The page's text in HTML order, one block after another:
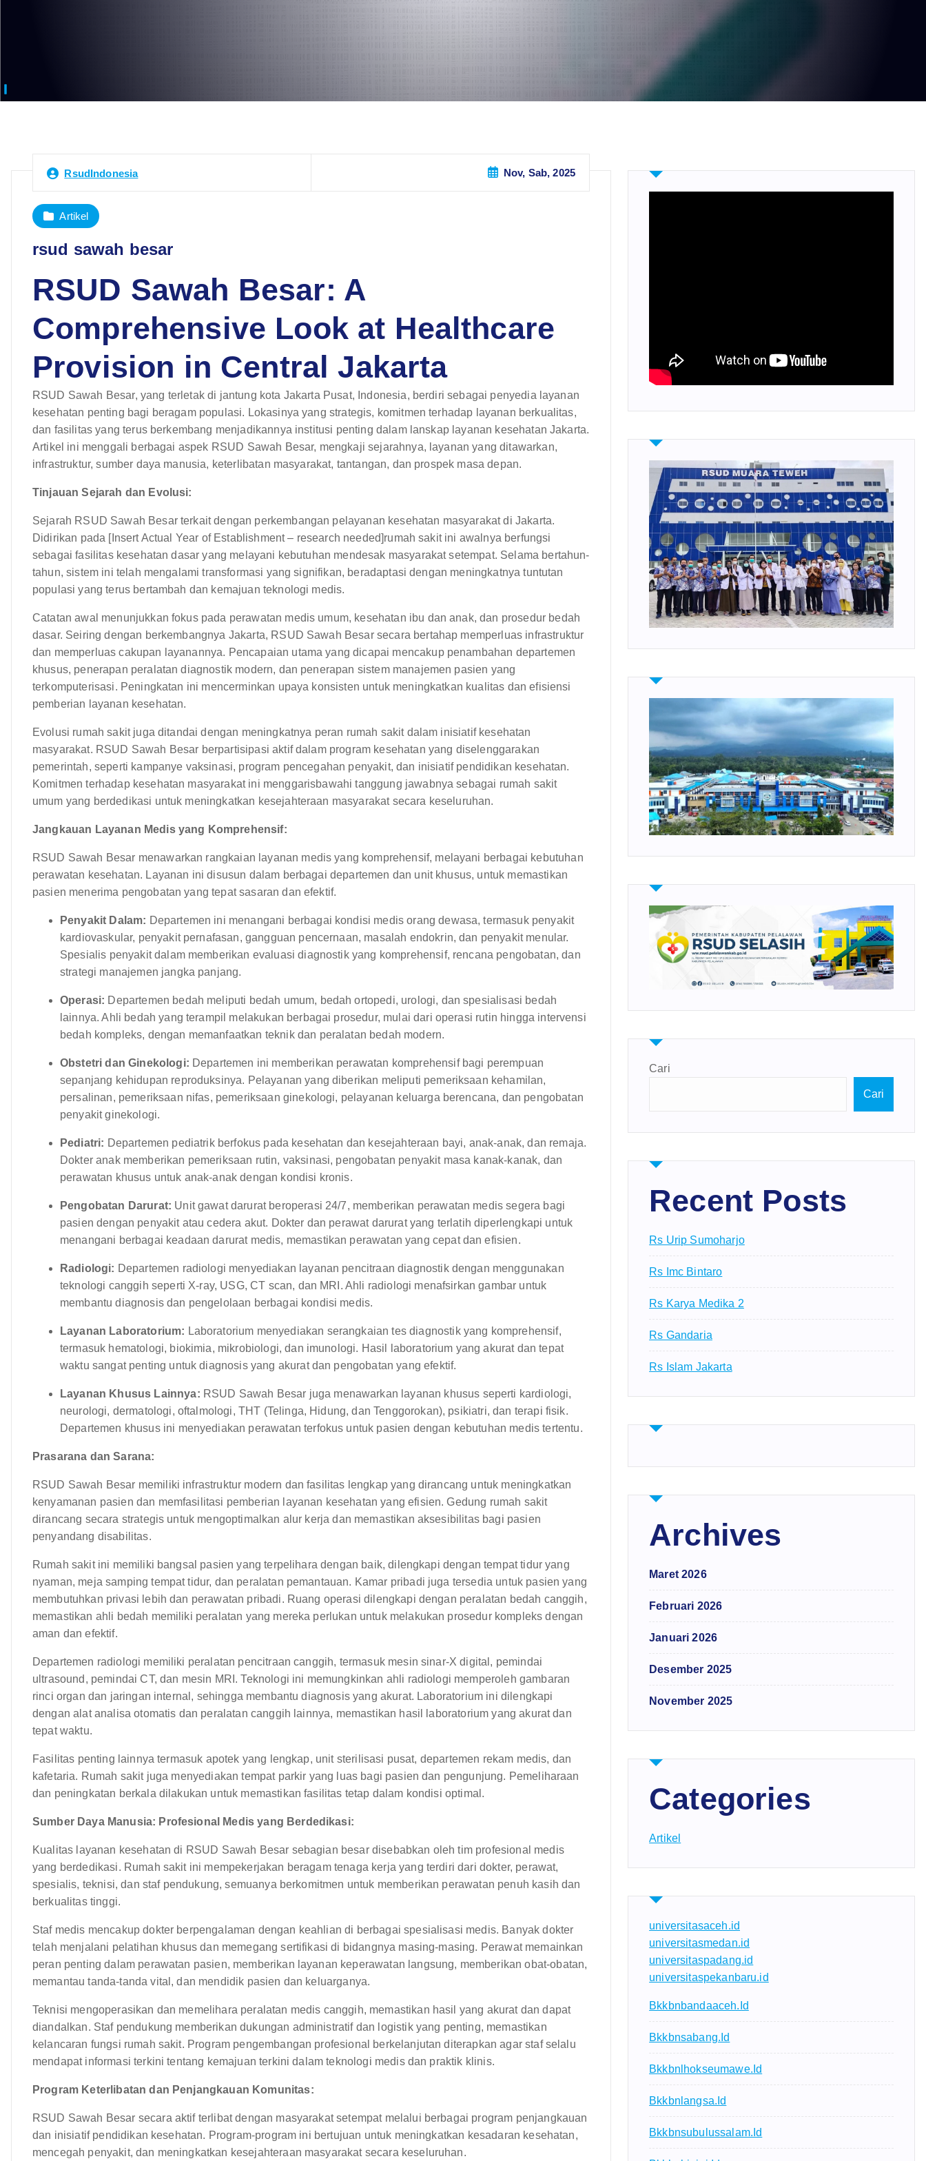
RsudIndonesia Nov, Sab, 2025
Artikel
rsud sawah besar
RSUD Sawah Besar: A
Comprehensive Look at Healthcare
Provision in Central Jakarta
RSUD Sawah Besar, yang terletak di jantung kota Jakarta Pusat, Indonesia, berdiri sebagai penyedia layanan
kesehatan penting bagi beragam populasi. Lokasinya yang strategis, komitmen terhadap layanan berkualitas,
dan fasilitas yang terus berkembang menjadikannya institusi penting dalam lanskap layanan kesehatan Jakarta.
Artikel ini menggali berbagai aspek RSUD Sawah Besar, mengkaji sejarahnya, layanan yang ditawarkan,
infrastruktur, sumber daya manusia, keterlibatan masyarakat, tantangan, dan prospek masa depan.
Tinjauan Sejarah dan Evolusi:
Sejarah RSUD Sawah Besar terkait dengan perkembangan pelayanan kesehatan masyarakat di Jakarta.
Didirikan pada [Insert Actual Year of Establishment – research needed]rumah sakit ini awalnya berfungsi
sebagai fasilitas kesehatan dasar yang melayani kebutuhan mendesak masyarakat setempat. Selama bertahun-
tahun, sistem ini telah mengalami transformasi yang signifikan, beradaptasi dengan meningkatnya tuntutan
populasi yang terus bertambah dan kemajuan teknologi medis.
Catatan awal menunjukkan fokus pada perawatan medis umum, kesehatan ibu dan anak, dan prosedur bedah
dasar. Seiring dengan berkembangnya Jakarta, RSUD Sawah Besar secara bertahap memperluas infrastruktur
dan memperluas cakupan layanannya. Pencapaian utama yang dicapai mencakup penambahan departemen
khusus, penerapan peralatan diagnostik modern, dan penerapan sistem manajemen pasien yang
terkomputerisasi. Peningkatan ini mencerminkan upaya konsisten untuk meningkatkan kualitas dan efisiensi
pemberian layanan kesehatan.
Evolusi rumah sakit juga ditandai dengan meningkatnya peran rumah sakit dalam inisiatif kesehatan
masyarakat. RSUD Sawah Besar berpartisipasi aktif dalam program kesehatan yang diselenggarakan
pemerintah, seperti kampanye vaksinasi, program pencegahan penyakit, dan inisiatif pendidikan kesehatan.
Komitmen terhadap kesehatan masyarakat ini menggarisbawahi tanggung jawabnya sebagai rumah sakit
umum yang berdedikasi untuk meningkatkan kesejahteraan masyarakat secara keseluruhan.
Jangkauan Layanan Medis yang Komprehensif:
RSUD Sawah Besar menawarkan rangkaian layanan medis yang komprehensif, melayani berbagai kebutuhan
perawatan kesehatan. Layanan ini disusun dalam berbagai departemen dan unit khusus, untuk memastikan
pasien menerima pengobatan yang tepat sasaran dan efektif.
Penyakit Dalam: Departemen ini menangani berbagai kondisi medis orang dewasa, termasuk penyakit
kardiovaskular, penyakit pernafasan, gangguan pencernaan, masalah endokrin, dan penyakit menular.
Spesialis penyakit dalam memberikan evaluasi diagnostik yang komprehensif, rencana pengobatan, dan
strategi manajemen jangka panjang.
Operasi: Departemen bedah meliputi bedah umum, bedah ortopedi, urologi, dan spesialisasi bedah
lainnya. Ahli bedah yang terampil melakukan berbagai prosedur, mulai dari operasi rutin hingga intervensi
bedah kompleks, dengan memanfaatkan teknik dan peralatan bedah modern.
Obstetri dan Ginekologi: Departemen ini memberikan perawatan komprehensif bagi perempuan
sepanjang kehidupan reproduksinya. Pelayanan yang diberikan meliputi pemeriksaan kehamilan,
persalinan, pemeriksaan nifas, pemeriksaan ginekologi, pelayanan keluarga berencana, dan pengobatan
penyakit ginekologi.
Pediatri: Departemen pediatrik berfokus pada kesehatan dan kesejahteraan bayi, anak-anak, dan remaja.
Dokter anak memberikan pemeriksaan rutin, vaksinasi, pengobatan penyakit masa kanak-kanak, dan
perawatan khusus untuk anak-anak dengan kondisi kronis.
Pengobatan Darurat: Unit gawat darurat beroperasi 24/7, memberikan perawatan medis segera bagi
pasien dengan penyakit atau cedera akut. Dokter dan perawat darurat yang terlatih diperlengkapi untuk
menangani berbagai keadaan darurat medis, memastikan perawatan yang cepat dan efisien.
Radiologi: Departemen radiologi menyediakan layanan pencitraan diagnostik dengan menggunakan
teknologi canggih seperti X-ray, USG, CT scan, dan MRI. Ahli radiologi menafsirkan gambar untuk
membantu diagnosis dan pengelolaan berbagai kondisi medis.
Layanan Laboratorium: Laboratorium menyediakan serangkaian tes diagnostik yang komprehensif,
termasuk hematologi, biokimia, mikrobiologi, dan imunologi. Hasil laboratorium yang akurat dan tepat
waktu sangat penting untuk diagnosis yang akurat dan pengobatan yang efektif.
Layanan Khusus Lainnya: RSUD Sawah Besar juga menawarkan layanan khusus seperti kardiologi,
neurologi, dermatologi, oftalmologi, THT (Telinga, Hidung, dan Tenggorokan), psikiatri, dan terapi fisik.
Departemen khusus ini menyediakan perawatan terfokus untuk pasien dengan kebutuhan medis tertentu.
Prasarana dan Sarana:
RSUD Sawah Besar memiliki infrastruktur modern dan fasilitas lengkap yang dirancang untuk meningkatkan
kenyamanan pasien dan memfasilitasi pemberian layanan kesehatan yang efisien. Gedung rumah sakit
dirancang secara strategis untuk mengoptimalkan alur kerja dan memastikan aksesibilitas bagi pasien
penyandang disabilitas.
Rumah sakit ini memiliki bangsal pasien yang terpelihara dengan baik, dilengkapi dengan tempat tidur yang
nyaman, meja samping tempat tidur, dan peralatan pemantauan. Kamar pribadi juga tersedia untuk pasien yang
membutuhkan privasi lebih dan perawatan pribadi. Ruang operasi dilengkapi dengan peralatan bedah canggih,
memastikan ahli bedah memiliki peralatan yang mereka perlukan untuk melakukan prosedur kompleks dengan
aman dan efektif.
Departemen radiologi memiliki peralatan pencitraan canggih, termasuk mesin sinar-X digital, pemindai
ultrasound, pemindai CT, dan mesin MRI. Teknologi ini memungkinkan ahli radiologi memperoleh gambaran
rinci organ dan jaringan internal, sehingga membantu diagnosis yang akurat. Laboratorium ini dilengkapi
dengan alat analisa otomatis dan peralatan canggih lainnya, memastikan hasil laboratorium yang akurat dan
tepat waktu.
Fasilitas penting lainnya termasuk apotek yang lengkap, unit sterilisasi pusat, departemen rekam medis, dan
kafetaria. Rumah sakit juga menyediakan tempat parkir yang luas bagi pasien dan pengunjung. Pemeliharaan
dan peningkatan berkala dilakukan untuk memastikan fasilitas tetap dalam kondisi optimal.
Sumber Daya Manusia: Profesional Medis yang Berdedikasi:
Kualitas layanan kesehatan di RSUD Sawah Besar sebagian besar disebabkan oleh tim profesional medis
yang berdedikasi. Rumah sakit ini mempekerjakan beragam tenaga kerja yang terdiri dari dokter, perawat,
spesialis, teknisi, dan staf pendukung, semuanya berkomitmen untuk memberikan perawatan penuh kasih dan
berkualitas tinggi.
Staf medis mencakup dokter berpengalaman dengan keahlian di berbagai spesialisasi medis. Banyak dokter
telah menjalani pelatihan khusus dan memegang sertifikasi di bidangnya masing-masing. Perawat memainkan
peran penting dalam perawatan pasien, memberikan layanan keperawatan langsung, memberikan obat-obatan,
memantau tanda-tanda vital, dan mendidik pasien dan keluarganya.
Teknisi mengoperasikan dan memelihara peralatan medis canggih, memastikan hasil yang akurat dan dapat
diandalkan. Staf pendukung memberikan dukungan administratif dan logistik yang penting, memastikan
kelancaran fungsi rumah sakit. Program pengembangan profesional berkelanjutan diterapkan agar staf selalu
mendapat informasi terkini tentang kemajuan terkini dalam teknologi medis dan praktik klinis.
Program Keterlibatan dan Penjangkauan Komunitas:
RSUD Sawah Besar secara aktif terlibat dengan masyarakat setempat melalui berbagai program penjangkauan
dan inisiatif pendidikan kesehatan. Program-program ini bertujuan untuk meningkatkan kesadaran kesehatan,
mencegah penyakit, dan meningkatkan kesejahteraan masyarakat secara keseluruhan.
Cari
Cari
Recent Posts
Rs Urip Sumoharjo
Rs Imc Bintaro
Rs Karya Medika 2
Rs Gandaria
Rs Islam Jakarta
Archives
Maret 2026
Februari 2026
Januari 2026
Desember 2025
November 2025
Categories
Artikel
universitasaceh.id
universitasmedan.id
universitaspadang.id
universitaspekanbaru.id
Bkkbnbandaaceh.id
Bkkbnsabang.id
Bkkbnlhokseumawe.id
Bkkbnlangsa.id
Bkkbnsubulussalam.id